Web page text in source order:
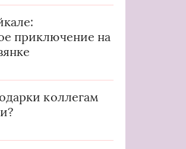
приключение на
коллегам